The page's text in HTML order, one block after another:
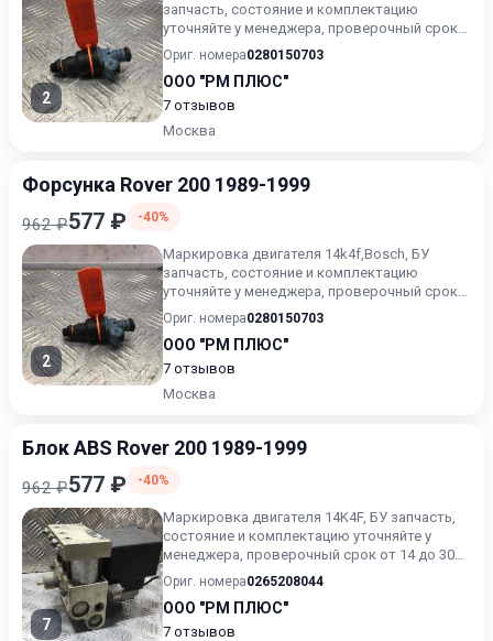
2
запчасть, состояние и комплектацию
уточняйте у менеджера, проверочный срок
от 14 до 30 дней.
Ориг. номера0280150703
ООО "РМ ПЛЮС"
7 отзывов
Москва
Форсунка Rover 200 1989-1999
962 ₽577 ₽ -40%
2
Маркировка двигателя 14k4f,Bosch, БУ
запчасть, состояние и комплектацию
уточняйте у менеджера, проверочный срок
от 14 до 30 дней.
Ориг. номера0280150703
ООО "РМ ПЛЮС"
7 отзывов
Москва
Блок ABS Rover 200 1989-1999
962 ₽577 ₽ -40%
7
Маркировка двигателя 14K4F, БУ запчасть,
состояние и комплектацию уточняйте у
менеджера, проверочный срок от 14 до 30
дней.
Ориг. номера0265208044
ООО "РМ ПЛЮС"
7 отзывов